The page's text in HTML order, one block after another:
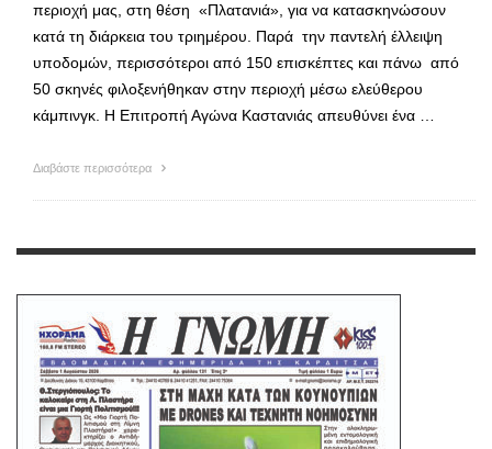
περιοχή μας, στη θέση «Πλατανιά», για να κατασκηνώσουν
κατά τη διάρκεια του τριημέρου. Παρά την παντελή έλλειψη
υποδομών, περισσότεροι από 150 επισκέπτες και πάνω από
50 σκηνές φιλοξενήθηκαν στην περιοχή μέσω ελεύθερου
κάμπινγκ. Η Επιτροπή Αγώνα Καστανιάς απευθύνει ένα …
Διαβάστε περισσότερα